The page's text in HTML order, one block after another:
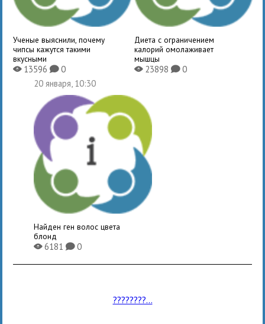
Ученые выяснили, почему
чипсы кажутся такими
вкусными
X13596K0
Диета с ограничением
калорий омолаживает
мышцы
X23898 K0
20 января, 10:30
Найден ген волос цвета
блонд
X6181K0
????????...